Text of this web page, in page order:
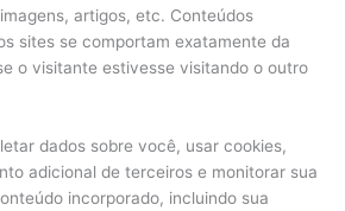
artigos, etc. Conteúdos
sites se comportam exatamente da
o visitante estivesse visitando o outro
dados sobre você, usar cookies,
adicional de terceiros e monitorar sua
incorporado, incluindo sua